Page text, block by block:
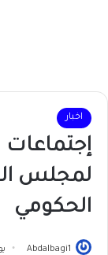
اخبار
لمجلس
الحكومي
Abdalbagi1